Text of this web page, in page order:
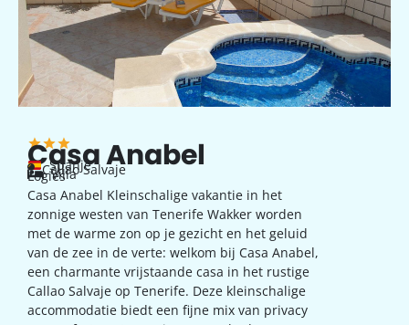
Casa Anabel
Spanje
Callao Salvaje
Villa
Logies
Casa Anabel Kleinschalige vakantie in het
zonnige westen van Tenerife Wakker worden
met de warme zon op je gezicht en het geluid
van de zee in de verte: welkom bij Casa Anabel,
een charmante vrijstaande casa in het rustige
Callao Salvaje op Tenerife. Deze kleinschalige
accommodatie biedt een fijne mix van privacy